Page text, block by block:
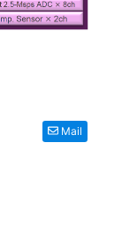
Mail